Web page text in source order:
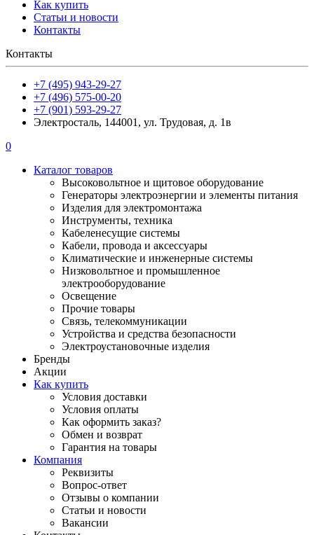
Как купить
Статьи и новости
Контакты
Контакты
+7 (495) 943-29-27
+7 (496) 575-00-20
+7 (901) 593-29-27
Электросталь, 144001, ул. Трудовая, д. 1в
0
Каталог товаров
Высоковольтное и щитовое оборудование
Генераторы электроэнергии и элементы питания
Изделия для электромонтажа
Инструменты, техника
Кабеленесущие системы
Кабели, провода и аксессуары
Климатические и инженерные системы
Низковольтное и промышленное
электрооборудование
Освещение
Прочие товары
Связь, телекоммуникации
Устройства и средства безопасности
Электроустановочные изделия
Бренды
Акции
Как купить
Условия доставки
Условия оплаты
Как оформить заказ?
Обмен и возврат
Гарантия на товары
Компания
Реквизиты
Вопрос-ответ
Отзывы о компании
Статьи и новости
Вакансии